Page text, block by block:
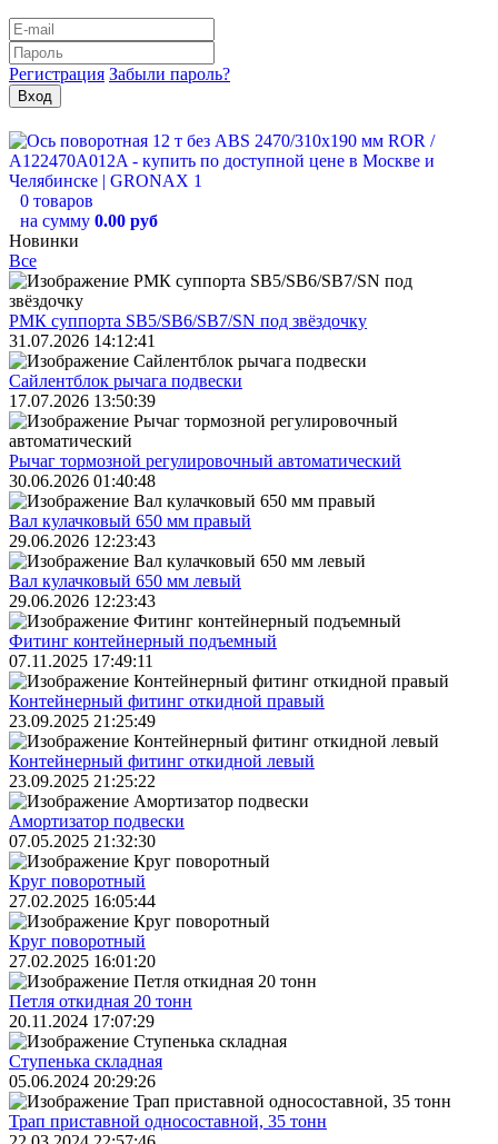
Регистрация Забыли пароль?
0 товаров
на сумму 0.00 руб
Новинки
Все
РМК суппорта SB5/SB6/SB7/SN под звёздочку
31.07.2026 14:12:41
Сайлентблок рычага подвески
17.07.2026 13:50:39
Рычаг тормозной регулировочный автоматический
30.06.2026 01:40:48
Вал кулачковый 650 мм правый
29.06.2026 12:23:43
Вал кулачковый 650 мм левый
29.06.2026 12:23:43
Фитинг контейнерный подъемный
07.11.2025 17:49:11
Контейнерный фитинг откидной правый
23.09.2025 21:25:49
Контейнерный фитинг откидной левый
23.09.2025 21:25:22
Амортизатор подвески
07.05.2025 21:32:30
Круг поворотный
27.02.2025 16:05:44
Круг поворотный
27.02.2025 16:01:20
Петля откидная 20 тонн
20.11.2024 17:07:29
Ступенька складная
05.06.2024 20:29:26
Трап приставной односоставной, 35 тонн